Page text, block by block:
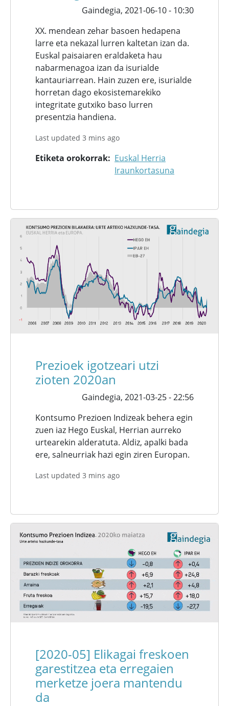
Gaindegia, 2021-06-10 - 10:30
XX. mendean zehar basoen hedapena
larre eta nekazal lurren kaltetan izan da.
Euskal paisaiaren eraldaketa hau
nabarmenagoa izan da isurialde
kantauriarrean. Hain zuzen ere, isurialde
horretan dago ekosistemarekiko
integritate gutxiko baso lurren
presentzia handiena.
Last updated 3 mins ago
Etiketa orokorrak
Euskal Herria
Iraunkortasuna
Prezioek igotzeari utzi
zioten 2020an
Gaindegia, 2021-03-25 - 22:56
Kontsumo Prezioen Indizeak behera egin
zuen iaz Hego Euskal, Herrian aurreko
urtearekin alderatuta. Aldiz, apalki bada
ere, salneurriak hazi egin ziren Europan.
Last updated 3 mins ago
[2020-05] Elikagai freskoen
garestitzea eta erregaien
merketze joera mantendu
da